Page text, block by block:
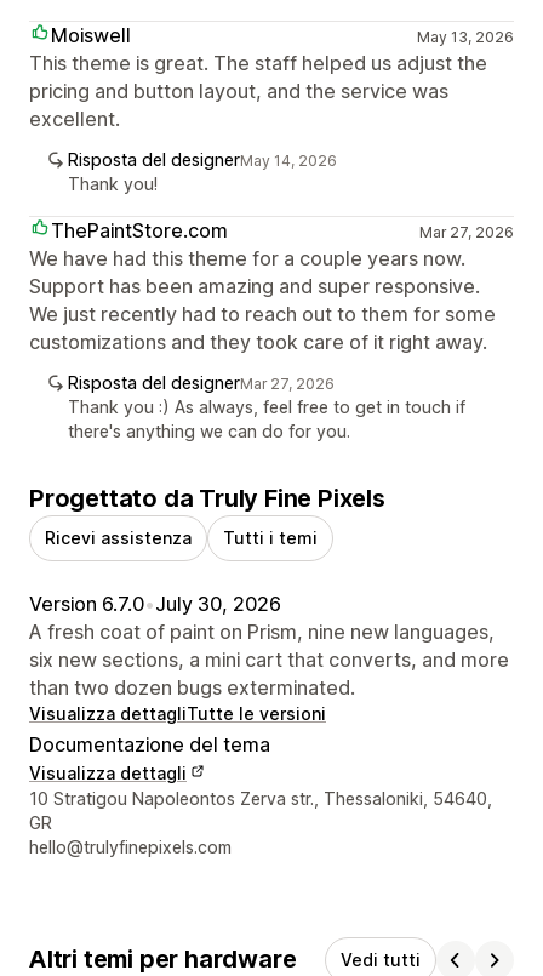
Moiswell May 13, 2026
This theme is great. The staff helped us adjust the
pricing and button layout, and the service was
excellent.
Risposta del designerMay 14, 2026
Thank you!
ThePaintStore.com Mar 27, 2026
We have had this theme for a couple years now.
Support has been amazing and super responsive.
We just recently had to reach out to them for some
customizations and they took care of it right away.
Risposta del designerMar 27, 2026
Thank you :) As always, feel free to get in touch if
there's anything we can do for you.
Progettato da Truly Fine Pixels
Ricevi assistenza Tutti i temi
Version 6.7.0•July 30, 2026
A fresh coat of paint on Prism, nine new languages,
six new sections, a mini cart that converts, and more
than two dozen bugs exterminated.
Visualizza dettagliTutte le versioni
Documentazione del tema
Visualizza dettagli
Recapiti del designer
10 Stratigou Napoleontos Zerva str., Thessaloniki, 54640,
GR
hello@trulyfinepixels.com
Altri temi per hardware Vedi tutti